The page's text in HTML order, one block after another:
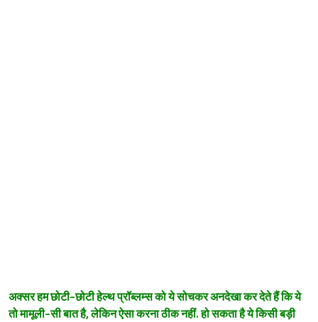
अक्सर हम छोटी-छोटी हेल्थ प्रॉब्लम्स को ये सोचकर अनदेखा कर देते हैं कि ये
तो मामूली-सी बात है, लेकिन ऐसा करना ठीक नहीं. हो सकता है ये किसी बड़ी